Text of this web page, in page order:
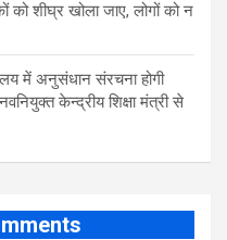
को शीघ्र खोला जाए, लोगों को न
में अनुसंधान संरचना होगी
केन्द्रीय शिक्षा मंत्री से